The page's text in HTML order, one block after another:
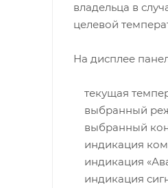
владельца в
целевой
На дисплее
текущая
выбранный
выбранный
индикация
индикация
индикация